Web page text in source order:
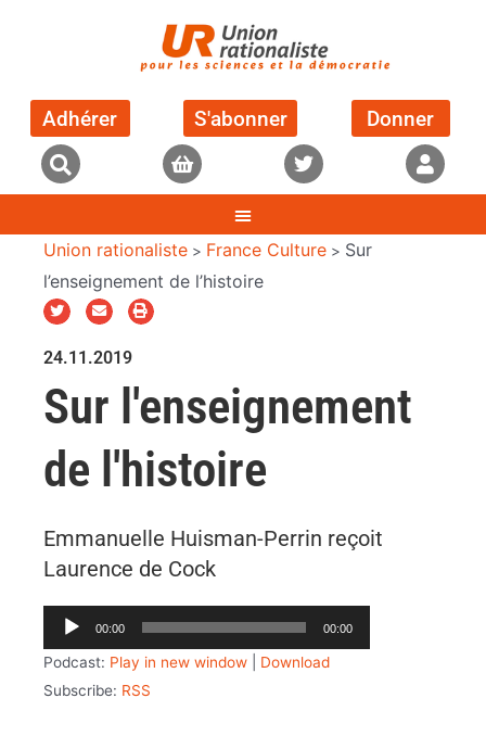
Adhérer S'abonner Donner
Union rationaliste > France Culture > Sur
l’enseignement de l’histoire
24.11.2019
Sur l'enseignement
de l'histoire
Emmanuelle Huisman-Perrin reçoit
Laurence de Cock
Lecteur
audio
00:00 00:00
Podcast: Play in new window
Download
Subscribe: RSS